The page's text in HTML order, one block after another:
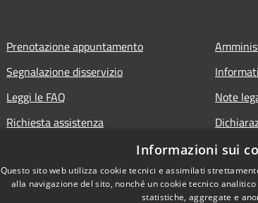
Prenotazione appuntamento
Segnalazione disservizio
Leggi le FAQ
Richiesta assistenza
Note
Piano di
Informazioni sui
Questo sito web utilizza cookie tecnici e assimilati
alla navigazione del sito, nonché un cookie tecnico
statistiche, aggregate e